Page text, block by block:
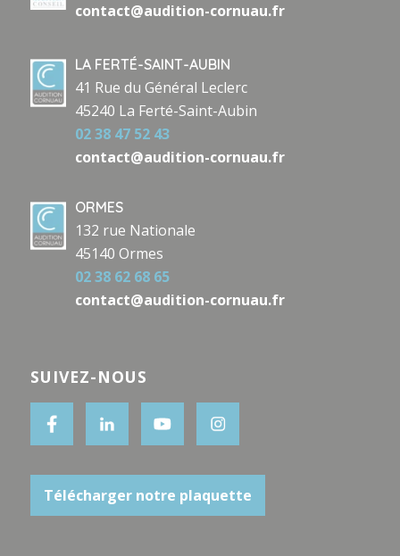
contact@audition-cornuau.fr
LA FERTÉ-SAINT-AUBIN
41 Rue du Général Leclerc
45240 La Ferté-Saint-Aubin
02 38 47 52 43
contact@audition-cornuau.fr
ORMES
132 rue Nationale
45140 Ormes
02 38 62 68 65
contact@audition-cornuau.fr
SUIVEZ-NOUS
Télécharger notre plaquette